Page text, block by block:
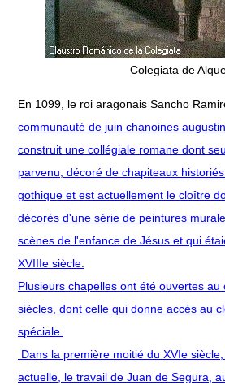
Colegiata de
En 1099, le roi aragonais Sancho
communauté de juin chanoines
construit une collégiale romane dont
parvenu, décoré de chapiteaux
gothique et est actuellement le cloître
décorés d'une série de peintures
scènes de l'enfance de Jésus et qui
XVIIIe siècle.
Plusieurs chapelles ont été ouvertes
siècles, dont celle qui donne accès au
spéciale.
Dans la première moitié du XVIe
actuelle, le travail de Juan de Segura,